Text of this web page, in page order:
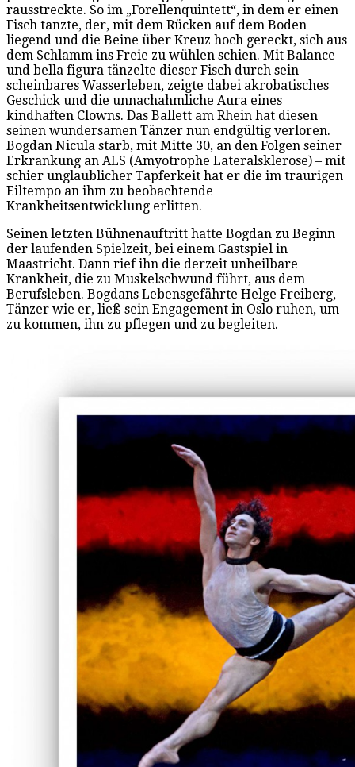
rausstreckte. So im „Forellenquintett“, in dem er einen
Fisch tanzte, der, mit dem Rücken auf dem Boden
liegend und die Beine über Kreuz hoch gereckt, sich aus
dem Schlamm ins Freie zu wühlen schien. Mit Balance
und bella figura tänzelte dieser Fisch durch sein
scheinbares Wasserleben, zeigte dabei akrobatisches
Geschick und die unnachahmliche Aura eines
kindhaften Clowns. Das Ballett am Rhein hat diesen
seinen wundersamen Tänzer nun endgültig verloren.
Bogdan Nicula starb, mit Mitte 30, an den Folgen seiner
Erkrankung an ALS (Amyotrophe Lateralsklerose) – mit
schier unglaublicher Tapferkeit hat er die im traurigen
Eiltempo an ihm zu beobachtende
Krankheitsentwicklung erlitten.
Seinen letzten Bühnenauftritt hatte Bogdan zu Beginn
der laufenden Spielzeit, bei einem Gastspiel in
Maastricht. Dann rief ihn die derzeit unheilbare
Krankheit, die zu Muskelschwund führt, aus dem
Berufsleben. Bogdans Lebensgefährte Helge Freiberg,
Tänzer wie er, ließ sein Engagement in Oslo ruhen, um
zu kommen, ihn zu pflegen und zu begleiten.